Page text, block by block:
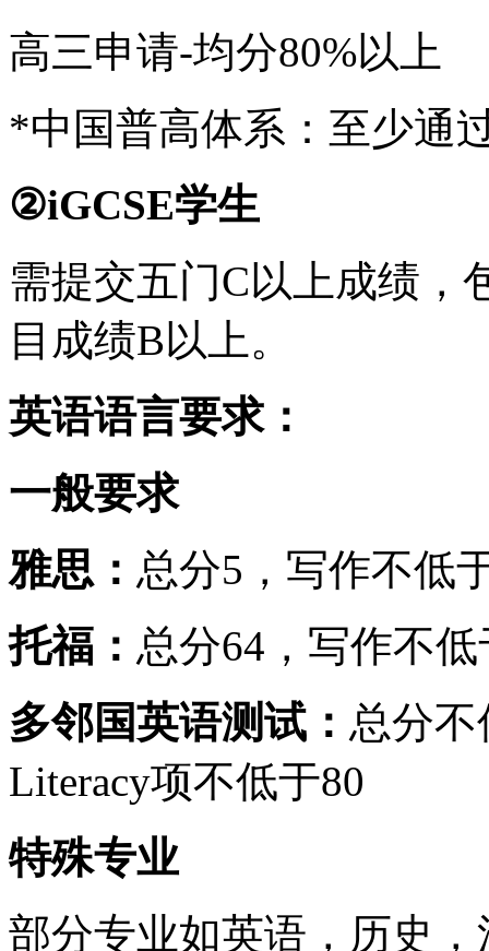
高三申请-均分80%以上
*中国普高体系：至少通
②iGCSE学生
需提交五门C以上成绩，
目成绩B以上。
英语语言要求：
一般要求
雅思： 总分5，写作不低
托福： 总分64，写作不低
多邻国英语测试： 总分不
Literacy项不低于80
特殊专业
部分专业如英语，历史